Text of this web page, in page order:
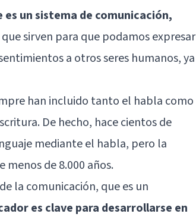
es un sistema de comunicación,
que sirven para que podamos expresar
a otros seres humanos, ya
han incluido tanto el habla como
De hecho, hace cientos de
mediante el habla, pero la
de 8.000 años.
la comunicación, que es un
es clave para desarrollarse en